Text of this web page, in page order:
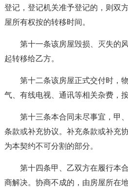
登记，登记机关准予登记的，则双
屋所有权按的转移时间。
第十一条该房屋毁损、灭失的
起转移给乙方。
第十二条该房屋正式交付时，
气、有线电视、通讯等相关杂费，
第十三条本合同未尽事宜，甲
条款或补充协议。补充条款或补充
为本契约不可分割的部分。
第十四条甲、乙双方在履行本
商解决。协商不成的，由房屋所在